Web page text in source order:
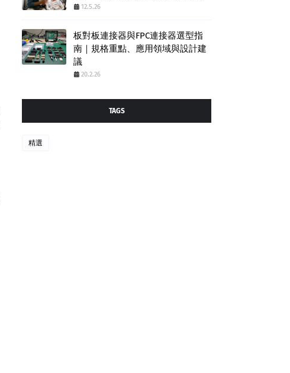
12.5.26
板對板連接器與FPC連接器選型指
南｜規格重點、應用領域與設計建
議
20.2.26
TAGS
精選